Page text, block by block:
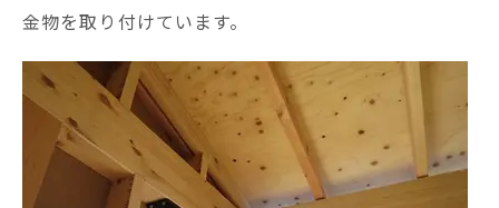
金物を取り付けています。